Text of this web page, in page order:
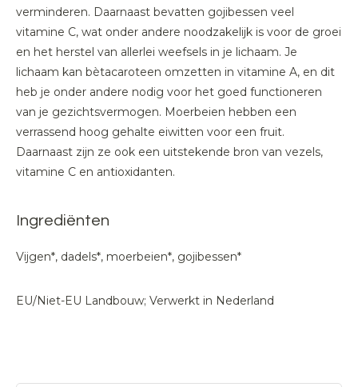
verminderen. Daarnaast bevatten gojibessen veel
vitamine C, wat onder andere noodzakelijk is voor de groei
en het herstel van allerlei weefsels in je lichaam. Je
lichaam kan bètacaroteen omzetten in vitamine A, en dit
heb je onder andere nodig voor het goed functioneren
van je gezichtsvermogen. Moerbeien hebben een
verrassend hoog gehalte eiwitten voor een fruit.
Daarnaast zijn ze ook een uitstekende bron van vezels,
vitamine C en antioxidanten.
Ingrediënten
Vijgen*, dadels*, moerbeien*, gojibessen*
EU/Niet-EU Landbouw; Verwerkt in Nederland